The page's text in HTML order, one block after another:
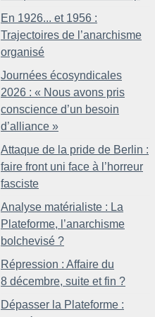
En 1926... et 1956 :
Trajectoires de l’anarchisme
organisé
Journées écosyndicales
2026 : « Nous avons pris
conscience d’un besoin
d’alliance »
Attaque de la pride de Berlin :
faire front uni face à l’horreur
fasciste
Analyse matérialiste : La
Plateforme, l’anarchisme
bolchevisé ?
Répression : Affaire du
8 décembre, suite et fin ?
Dépasser la Plateforme :